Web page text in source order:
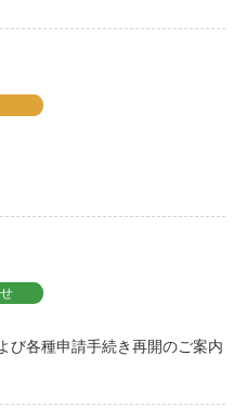
び各種申請手続き再開のご案内